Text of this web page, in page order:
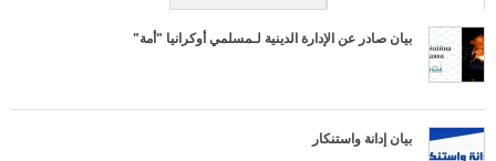
بيان صادر عن الإدارة الدينية لـمسلمي أوكرانيا "أمة"
بيان إدانة واستنكار